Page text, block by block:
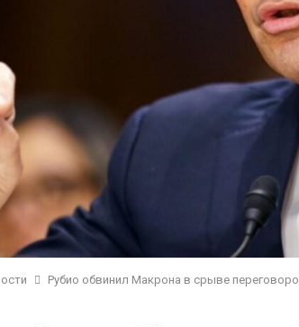
Рубио обвинил Макрона в срыве